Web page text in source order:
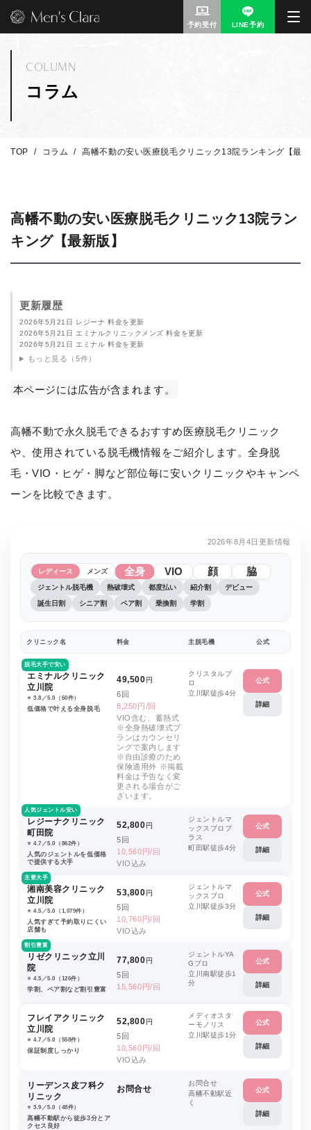
予約受付 LINE予約
コラム
COLUMN
TOP コラム 高幡不動の安い医療脱毛クリニック13院ランキング【最
高幡不動の安い医療脱毛クリニック13院ラン
キング【最新版】
更新履歴
2026年5月21日 レジーナ 料金を更新
2026年5月21日 エミナルクリニックメンズ 料金を更新
2026年5月21日 エミナル 料金を更新
もっと見る（5件）
本ページには広告が含まれます。
高幡不動で永久脱毛できるおすすめ医療脱毛クリニック
や、使用されている脱毛機情報をご紹介します。全身脱
毛・VIO・ヒゲ・脚など部位毎に安いクリニックやキャンペ
ーンを比較できます。
2026年8月4日更新情報
レディース メンズ 全身 VIO 顔 脇
ジェントル脱毛機 熱破壊式 都度払い 紹介割 デビュー
誕生日割 シニア割 ペア割 乗換割 学割
クリニック名 料金 主脱毛機 公式
脱毛大手で安い
エミナルクリニック
立川院
⭐️ 3.8／5.0（60件）
低価格で叶える全身脱毛
49,500円
6回
8,250円/回
VIO含む、蓄熱式
※全身熱破壊式プ
ランはカウンセリ
ングで案内します
※自由診療のため
保険適用外 ※掲載
料金は予告なく変
更される場合がご
ざいます。
クリスタルプ
ロ
立川駅徒歩4分
公式
詳細
人気ジェントル安い
レジーナクリニック
町田院
⭐️ 4.7／5.0（862件）
人気のジェントルを低価格
で提供する大手
52,800円
5回
10,560円/回
VIO込み
ジェントルマ
ックスプロプ
ラス
町田駅徒歩4分
公式
詳細
主要大手
湘南美容クリニック
立川院
⭐️ 4.5／5.0（1,079件）
人気すぎて予約取りにくい
店舗も
53,800円
5回
10,760円/回
VIO込み
ジェントルマ
ックスプロ
立川駅徒歩3分
公式
詳細
割引豊富
リゼクリニック立川
院
⭐️ 4.5／5.0（126件）
学割、ペア割など割引豊富
77,800円
5回
15,560円/回
ジェントルYA
Gプロ
立川南駅徒歩1
分
公式
詳細
フレイアクリニック
立川院
⭐️ 4.7／5.0（558件）
保証制度しっかり
52,800円
5回
10,560円/回
VIO込み
メディオスタ
ーモノリス
立川駅徒歩1分
公式
詳細
リーデンス皮フ科ク
リニック
⭐️ 3.9／5.0（48件）
高幡不動駅から徒歩3分とア
クセス良好
お問合せ
お問合せ
高幡不動駅近
く
公式
詳細